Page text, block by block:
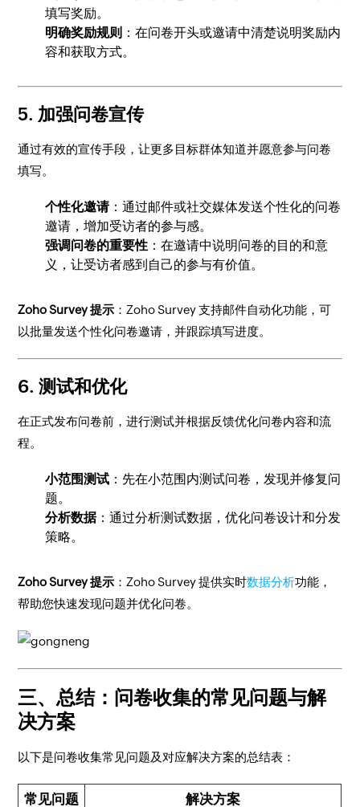
填写奖励。
明确奖励规则 ：在问卷开头或邀请中清楚说明奖励内
容和获取方式。
5. 加强问卷宣传
通过有效的宣传手段，让更多目标群体知道并愿意参与问卷
填写。
个性化邀请：通过邮件或社交媒体发送个性化的问卷
邀请，增加受访者的参与感。
强调问卷的重要性 ：在邀请中说明问卷的目的和意
义，让受访者感到自己的参与有价值。
Zoho Survey 提示 ：Zoho Survey 支持邮件自动化功能，可
以批量发送个性化问卷邀请，并跟踪填写进度。
6.测试和优化
在正式发布问卷前，进行测试并根据反馈优化问卷内容和流
程。
小范围测试 ：先在小范围内测试问卷，发现并修复问
题。
分析数据：通过分析测试数据，优化问卷设计和分发
策略。
Zoho Survey 提示 ：Zoho Survey 提供实时数据分析功能，
帮助您快速发现问题并优化问卷。
三、总结：问卷收集的常见问题与解
决方案
以下是问卷收集常见问题及对应解决方案的总结表：
常见问题 解决方案